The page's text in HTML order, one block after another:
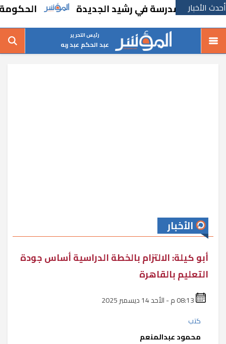
أحدث الأخبارمدرسة في رشيد الجديدة الحكومة تقر
رئيس التحرير
عبد الحكم عبد ربه
الأخبار
أبو كيلة: الالتزام بالخطة الدراسية أساس جودة
التعليم بالقاهرة
كتب
محمود عبدالمنعم